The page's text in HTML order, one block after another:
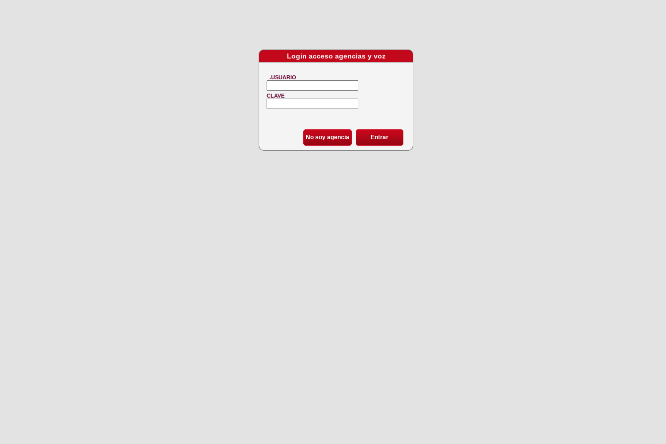
Login acceso agencias y voz
_.USUARIO
CLAVE